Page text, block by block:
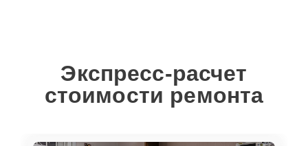
Экспресс-расчет
стоимости ремонта